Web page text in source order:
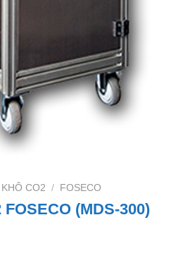
CO2 / FOSECO
(MDS-300)